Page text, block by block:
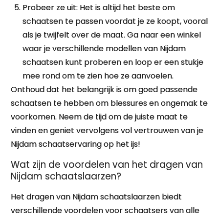
Probeer ze uit: Het is altijd het beste om
schaatsen te passen voordat je ze koopt, vooral
als je twijfelt over de maat. Ga naar een winkel
waar je verschillende modellen van Nijdam
schaatsen kunt proberen en loop er een stukje
mee rond om te zien hoe ze aanvoelen.
Onthoud dat het belangrijk is om goed passende
schaatsen te hebben om blessures en ongemak te
voorkomen. Neem de tijd om de juiste maat te
vinden en geniet vervolgens vol vertrouwen van je
Nijdam schaatservaring op het ijs!
Wat zijn de voordelen van het dragen van
Nijdam schaatslaarzen?
Het dragen van Nijdam schaatslaarzen biedt
verschillende voordelen voor schaatsers van alle